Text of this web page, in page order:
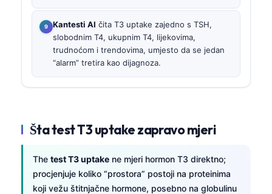
Kantesti AI čita T3 uptake zajedno s TSH,
slobodnim T4, ukupnim T4, lijekovima,
trudnoćom i trendovima, umjesto da se jedan
“alarm” tretira kao dijagnoza.
Šta test T3 uptake zapravo mjeri
The test T3 uptake ne mjeri hormon T3 direktno;
procjenjuje koliko “prostora” postoji na proteinima
koji vežu štitnjačne hormone, posebno na globulinu